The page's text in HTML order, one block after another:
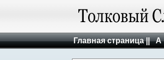
Главная страница || А